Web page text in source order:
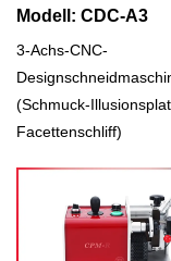
Modell: CDC-A3
3-Achs-CNC-
(Schmuck-
Facettenschliff)